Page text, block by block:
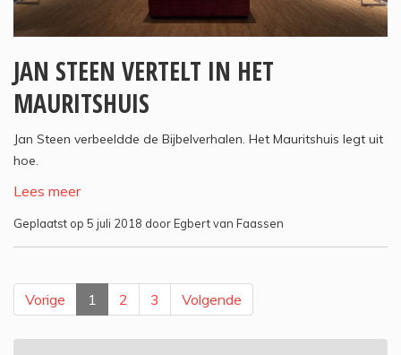
JAN STEEN VERTELT IN HET
MAURITSHUIS
Jan Steen verbeeldde de Bijbelverhalen. Het Mauritshuis legt uit
hoe.
Lees meer
Geplaatst op 5 juli 2018 door Egbert van Faassen
Vorige 1 2 3 Volgende